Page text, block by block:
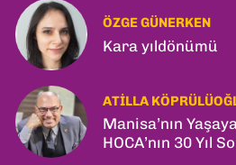
ÖZGE GÜNERKEN
Kara yıldönümü
ATILLA
Manisa’nın
HOCA’nın 30 Yıl